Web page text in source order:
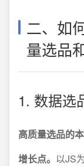
二、如
量选品
1. 数据选
高质量选品的
增长点。 以JS